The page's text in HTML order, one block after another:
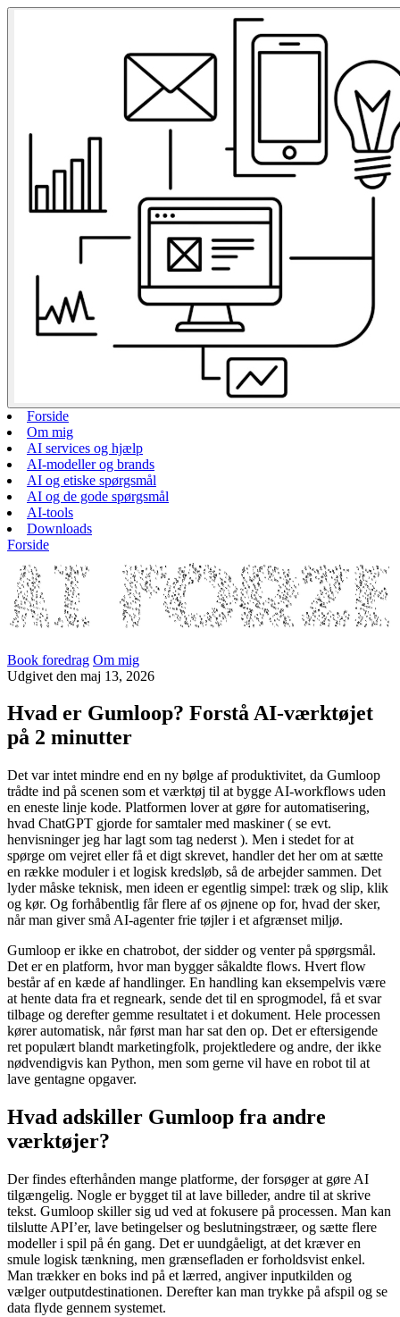
Forside
Om mig
AI services og hjælp
AI-modeller og brands
AI og etiske spørgsmål
AI og de gode spørgsmål
AI-tools
Downloads
Forside
Book foredrag Om mig
Udgivet den maj 13, 2026
Hvad er Gumloop? Forstå AI-værktøjet
på 2 minutter
Det var intet mindre end en ny bølge af produktivitet, da Gumloop
trådte ind på scenen som et værktøj til at bygge AI-workflows uden
en eneste linje kode. Platformen lover at gøre for automatisering,
hvad ChatGPT gjorde for samtaler med maskiner ( se evt.
henvisninger jeg har lagt som tag nederst ). Men i stedet for at
spørge om vejret eller få et digt skrevet, handler det her om at sætte
en række moduler i et logisk kredsløb, så de arbejder sammen. Det
lyder måske teknisk, men ideen er egentlig simpel: træk og slip, klik
og kør. Og forhåbentlig får flere af os øjnene op for, hvad der sker,
når man giver små AI-agenter frie tøjler i et afgrænset miljø.
Gumloop er ikke en chatrobot, der sidder og venter på spørgsmål.
Det er en platform, hvor man bygger såkaldte flows. Hvert flow
består af en kæde af handlinger. En handling kan eksempelvis være
at hente data fra et regneark, sende det til en sprogmodel, få et svar
tilbage og derefter gemme resultatet i et dokument. Hele processen
kører automatisk, når først man har sat den op. Det er eftersigende
ret populært blandt marketingfolk, projektledere og andre, der ikke
nødvendigvis kan Python, men som gerne vil have en robot til at
lave gentagne opgaver.
Hvad adskiller Gumloop fra andre
værktøjer?
Der findes efterhånden mange platforme, der forsøger at gøre AI
tilgængelig. Nogle er bygget til at lave billeder, andre til at skrive
tekst. Gumloop skiller sig ud ved at fokusere på processen. Man kan
tilslutte API’er, lave betingelser og beslutningstræer, og sætte flere
modeller i spil på én gang. Det er uundgåeligt, at det kræver en
smule logisk tænkning, men grænsefladen er forholdsvist enkel.
Man trækker en boks ind på et lærred, angiver inputkilden og
vælger outputdestinationen. Derefter kan man trykke på afspil og se
data flyde gennem systemet.